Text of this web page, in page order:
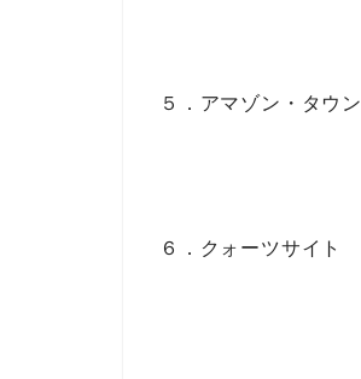
５．アマゾン・タウン
６．クォーツサイト